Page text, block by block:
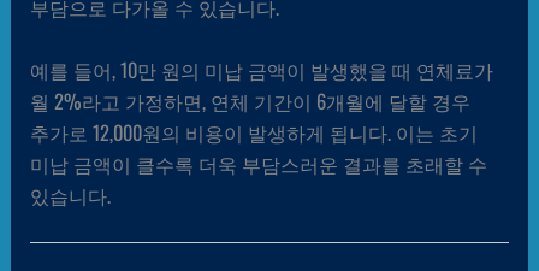
부담으로 다가올 수 있습니다.
예를 들어, 10만 원의 미납 금액이 발생했을 때 연체료가
월 2%라고 가정하면, 연체 기간이 6개월에 달할 경우
추가로 12,000원의 비용이 발생하게 됩니다. 이는 초기
미납 금액이 클수록 더욱 부담스러운 결과를 초래할 수
있습니다.